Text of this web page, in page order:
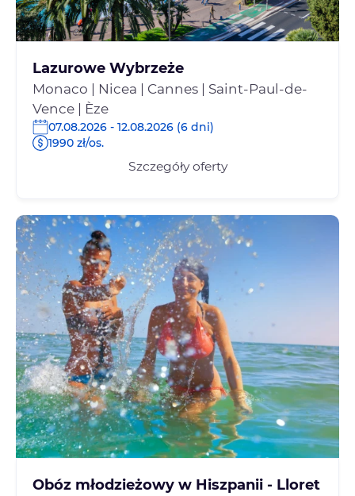
Lazurowe Wybrzeże
Monaco | Nicea | Cannes | Saint-Paul-de-
Vence | Èze
07.08.2026 - 12.08.2026 (6 dni)
1990 zł/os.
Szczegóły oferty
Obóz młodzieżowy w Hiszpanii - Lloret